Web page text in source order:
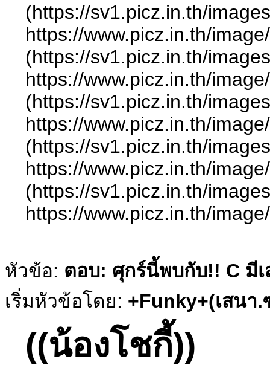
(https://sv1.picz.in.th/
https://www.picz.in.th/
(https://sv1.picz.in.th/
https://www.picz.in.th/
(https://sv1.picz.in.th/
https://www.picz.in.th/
(https://sv1.picz.in.th/
https://www.picz.in.th/
(https://sv1.picz.in.th/
https://www.picz.in.th/
หัวข้อ: ตอบ: ศุกร์นี้พบกับ!! C มี
เริ่มหัวข้อโดย: +Funky+(เสนา
((น้องโชกี้))